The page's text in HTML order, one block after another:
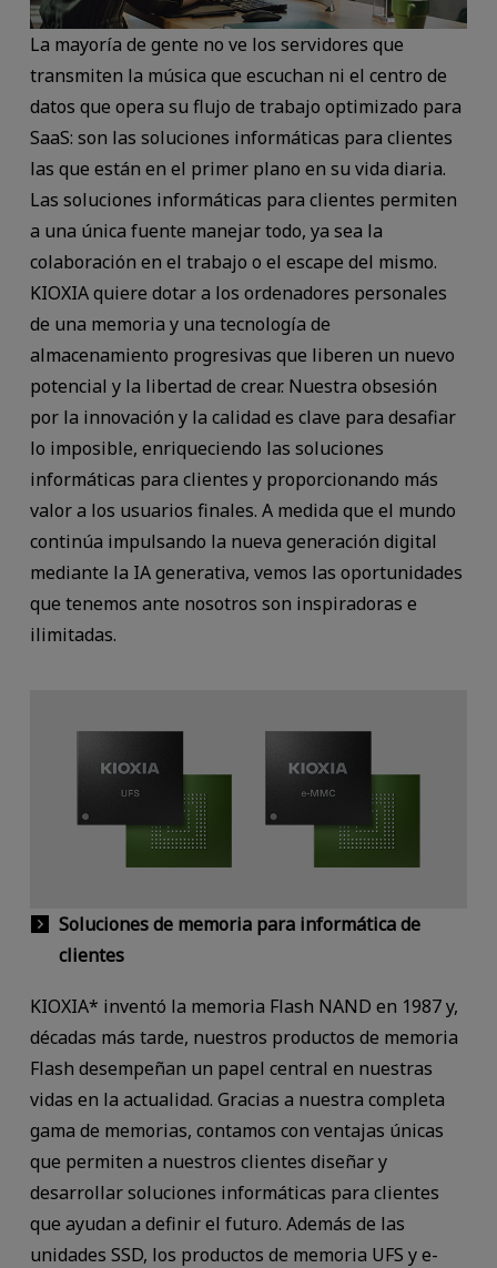
La mayoría de gente no ve los servidores que
transmiten la música que escuchan ni el centro de
datos que opera su flujo de trabajo optimizado para
SaaS: son las soluciones informáticas para clientes
las que están en el primer plano en su vida diaria.
Las soluciones informáticas para clientes permiten
a una única fuente manejar todo, ya sea la
colaboración en el trabajo o el escape del mismo.
KIOXIA quiere dotar a los ordenadores personales
de una memoria y una tecnología de
almacenamiento progresivas que liberen un nuevo
potencial y la libertad de crear. Nuestra obsesión
por la innovación y la calidad es clave para desafiar
lo imposible, enriqueciendo las soluciones
informáticas para clientes y proporcionando más
valor a los usuarios finales. A medida que el mundo
continúa impulsando la nueva generación digital
mediante la IA generativa, vemos las oportunidades
que tenemos ante nosotros son inspiradoras e
ilimitadas.
Soluciones de memoria para informática de
clientes
KIOXIA* inventó la memoria Flash NAND en 1987 y,
décadas más tarde, nuestros productos de memoria
Flash desempeñan un papel central en nuestras
vidas en la actualidad. Gracias a nuestra completa
gama de memorias, contamos con ventajas únicas
que permiten a nuestros clientes diseñar y
desarrollar soluciones informáticas para clientes
que ayudan a definir el futuro. Además de las
unidades SSD, los productos de memoria UFS y e-